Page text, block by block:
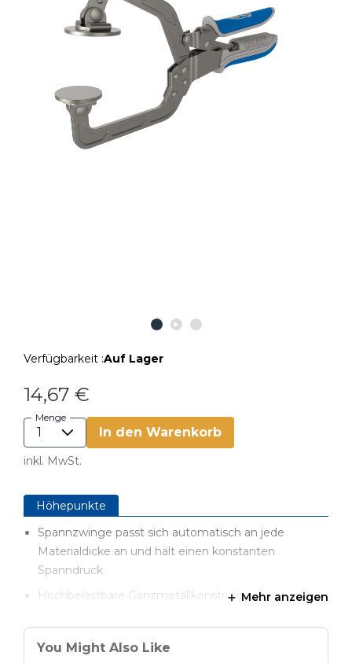
Verfügbarkeit :Auf Lager
14,67 €
Menge
In den Warenkorb
inkl. MwSt.
Höhepunkte
Spannzwinge passt sich automatisch an jede
Materialdicke an und hält einen konstanten
Spanndruck
Hochbelastbare Ganzmetallkonstruktion
Handhabung
Mehr anzeigen
You Might Also Like